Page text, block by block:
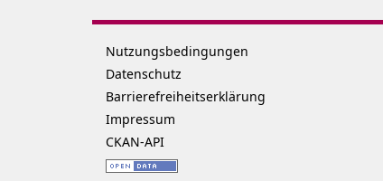
Nutzungsbedingungen
Datenschutz
Barrierefreiheitserklärung
Impressum
CKAN-API